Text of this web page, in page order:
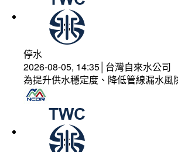
停水
2026-08-05, 14:35│台灣自來水公司
為提升供水穩定度、降低管線漏水